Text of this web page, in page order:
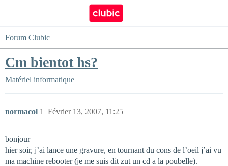
Forum Clubic
Cm bientot hs?
Matériel informatique
normacol Février 13, 2007, 11:25
1
bonjour
hier soir, j’ai lance une gravure, en tournant du cons de l’oeil j’ai vu
ma machine rebooter (je me suis dit zut un cd a la poubelle).